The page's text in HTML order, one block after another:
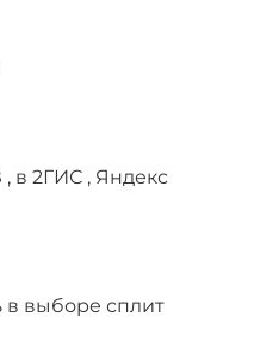
в 2ГИС , Яндекс
в выборе сплит